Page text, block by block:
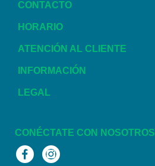
CONTACTO
HORARIO
ATENCIÓN AL CLIENTE
INFORMACIÓN
LEGAL
CONÉCTATE CON NOSOTROS
FacebookInstagram